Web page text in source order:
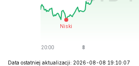
Data ostatniej aktualizacji: 2026-08-08 19:10:07